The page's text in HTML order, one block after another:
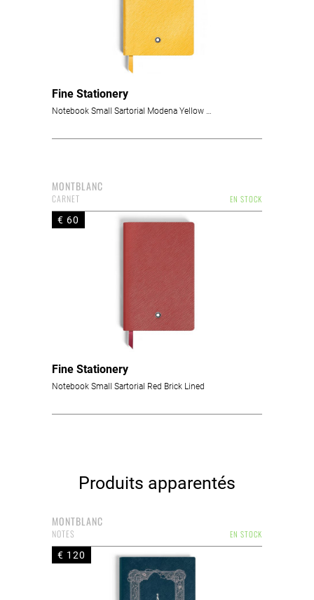
Fine Stationery
Notebook Small Sartorial Modena Yellow Lined
MONTBLANC
EN STOCK
CARNET
€ 60
Fine Stationery
Notebook Small Sartorial Red Brick Lined
Produits apparentés
MONTBLANC
EN STOCK
NOTES
€ 120